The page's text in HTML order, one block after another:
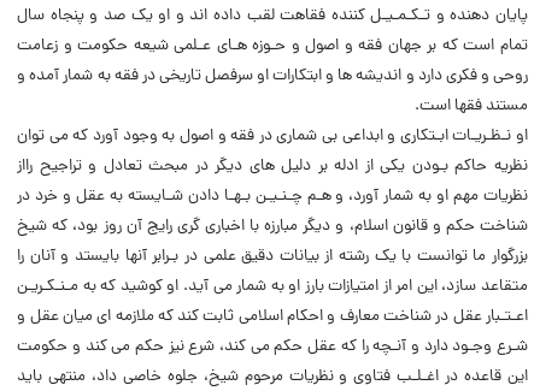
پایان دهنده و تـکـمـیـل کننده فقاهت لقب داده اند و او یک صد و پنجاه سال
تمام است که بر جهان فقه و اصول و حـوزه هـای عـلمی شیعه حکومت و زعامت
روحی و فکری دارد و اندیشه ها و ابتکارات او سرفصل تاریخی در فقه به شمار آمده و
مستند فقها است.
او نـظـریـات ابـتکاری و ابداعی بی شماری در فقه و اصول به وجود آورد که می توان
نظریه حاکم بـودن یکی از ادله بر دلیل های دیگر در مبحث تعادل و تراجیح رااز
نظریات مهم او به شمار آورد، و هـم چـنـیـن بـهـا دادن شـایسته به عقل و خرد در
شناخت حکم و قانون اسلام، و دیگر مبارزه با اخباری گری رایج آن روز بود، که شیخ
‌بزرگوار ما توانست با یک رشته از بیانات دقیق علمی در بـرابر آنها بایستد و آنان را
متقاعد سازد، این امر از امتیازات بارز او به شمار می آید. او کوشید که به مـنـکـریـن
اعـتـبار عقل در شناخت معارف و احکام اسلامی ثابت کند که ملازمه ای میان عقل و
شـرع وجـود دارد و آنـچه را که عقل حکم می کند، شرع نیز حکم می کند و حکومت
این قاعده در اغـلـب فتاوی و نظریات مرحوم شیخ، جلوه خاصی داد، منتهی باید